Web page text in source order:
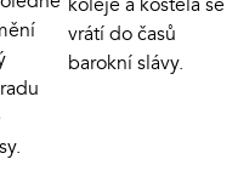
vrátí do časů
barokní slávy.